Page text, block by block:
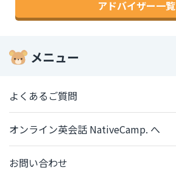
アドバイザー一覧
メニュー
よくあるご質問
オンライン英会話 NativeCamp. へ
お問い合わせ